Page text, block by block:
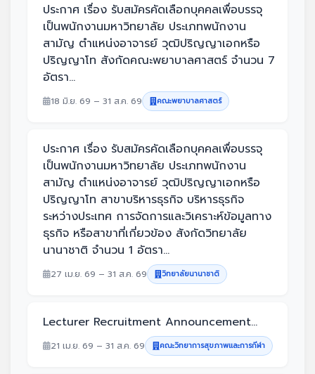
ประกาศ เรื่อง รับสมัครคัดเลือกบุคคลเพื่อบรรจุ
เป็นพนักงานมหาวิทยาลัย ประเภทพนักงาน
สามัญ ตำแหน่งอาจารย์ วุฒิปริญญาเอกหรือ
ปริญญาโท สังกัดคณะพยาบาลศาสตร์ จำนวน 7
อัตรา...
18 มิ.ย. 69 – 31 ส.ค. 69 คณะพยาบาลศาสตร์
ประกาศ เรื่อง รับสมัครคัดเลือกบุคคลเพื่อบรรจุ
เป็นพนักงานมหาวิทยาลัย ประเภทพนักงาน
สามัญ ตำแหน่งอาจารย์ วุฒิปริญญาเอกหรือ
ปริญญาโท สาขาบริหารธุรกิจ บริหารธุรกิจ
ระหว่างประเทศ การจัดการและวิเคราะห์ข้อมูลทาง
ธุรกิจ หรือสาขาที่เกี่ยวข้อง สังกัดวิทยาลัย
นานาชาติ จำนวน 1 อัตรา...
27 เม.ย. 69 – 31 ส.ค. 69 วิทยาลัยนานาชาติ
Lecturer Recruitment Announcement...
21 เม.ย. 69 – 31 ส.ค. 69 คณะวิทยาการสุขภาพและการกีฬา